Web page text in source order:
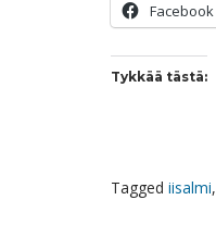
Facebook
Tykkää tästä:
Tagged iisalmi,